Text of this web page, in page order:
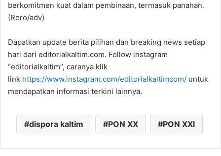
berkomitmen kuat dalam pembinaan, termasuk panahan.
(Roro/adv)
Dapatkan update berita pilihan dan breaking news setiap
hari dari editorialkaltim.com. Follow instagram
“editorialkaltim”, caranya klik
link https://www.instagram.com/editorialkaltimcom/ untuk
mendapatkan informasi terkini lainnya.
dispora kaltim PON XX PON XXI